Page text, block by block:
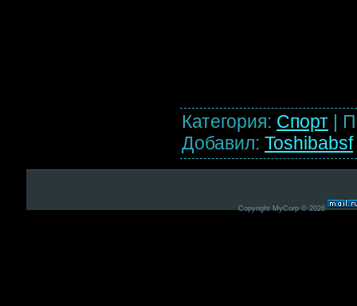
Категория: Спорт |
Добавил: Toshibabsf
Copyright MyCorp © 2026